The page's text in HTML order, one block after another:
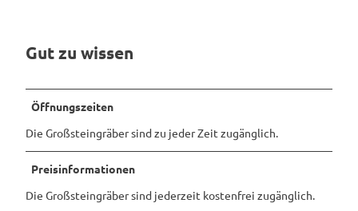
Gut zu wissen
Öffnungszeiten
Die Großsteingräber sind zu jeder Zeit zugänglich.
Preisinformationen
Die Großsteingräber sind jederzeit kostenfrei zugänglich.